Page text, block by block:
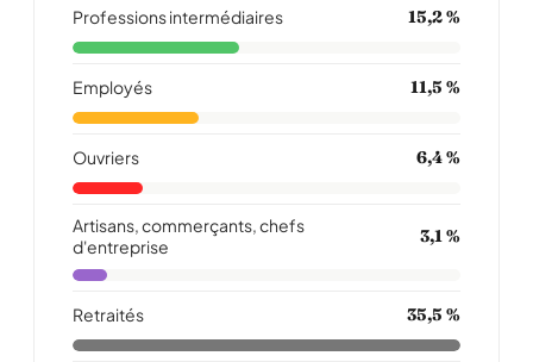
Professions intermédiaires 15,2 %
Employés 11,5 %
Ouvriers 6,4 %
Artisans, commerçants, chefs
d'entreprise
3,1 %
Retraités 35,5 %